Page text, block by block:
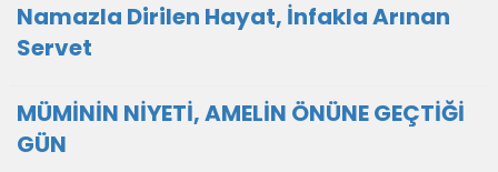
Namazla Dirilen Hayat, İnfakla Arınan
Servet
MÜMİNİN NİYETİ, AMELİN ÖNÜNE GEÇTİĞİ
GÜN